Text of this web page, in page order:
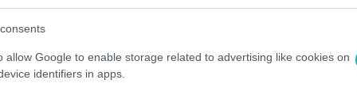
allow Google to enable storage related to advertising like cookies on
identifiers in apps.
a pizzakiszállítástól a
Milánt a szombati epizódban új feladat elé